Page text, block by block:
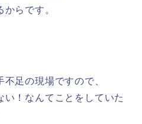
らです。
足の現場ですので、
！なんてことをしていた